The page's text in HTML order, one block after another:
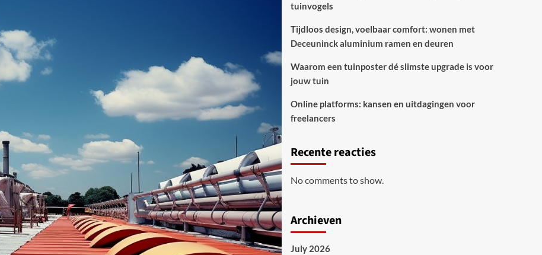
tuinvogels
Tijdloos design, voelbaar comfort: wonen met
Deceuninck aluminium ramen en deuren
Waarom een tuinposter dé slimste upgrade is voor
jouw tuin
Online platforms: kansen en uitdagingen voor
freelancers
Recente reacties
No comments to show.
Archieven
July 2026